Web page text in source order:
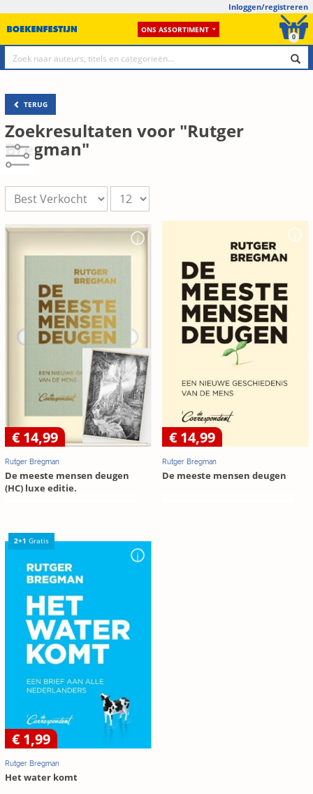
Inloggen/registreren
ONS ASSORTIMENT
0
TERUG
Zoekresultaten voor "Rutger
Bregman"
€ 14,99
Rutger Bregman
De meeste mensen deugen
(HC) luxe editie.
€ 14,99
Rutger Bregman
De meeste mensen deugen
2+1 Gratis
€ 1,99
Rutger Bregman
Het water komt